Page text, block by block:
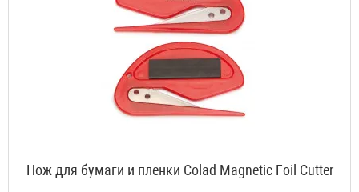
Нож для бумаги и пленки Colad Magnetic Foil Cutter